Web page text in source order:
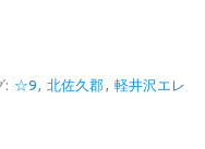
: ☆9 北佐久郡
軽井沢エレ